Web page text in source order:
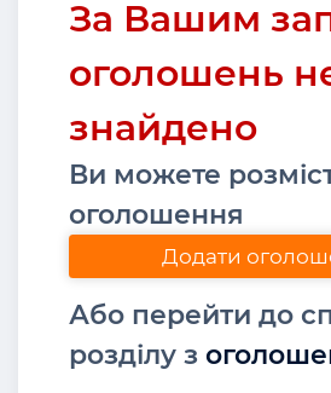
За Вашим
оголошень
знайдено
Ви можете
оголошення
Додати
Або перейти до
розділу з